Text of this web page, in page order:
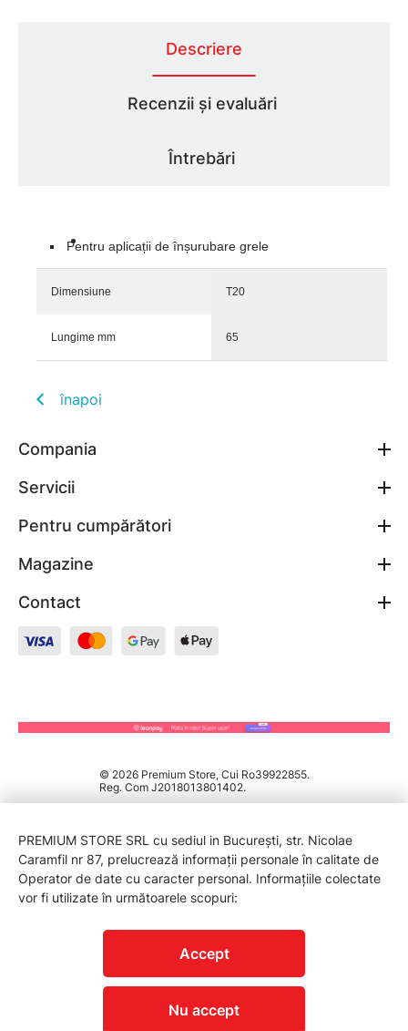
Descriere
Recenzii și evaluări
Întrebări
Pentru aplicații de înșurubare grele
Dimensiune T20
Lungime mm 65
înapoi
Compania
Servicii
Pentru cumpărători
Magazine
Contact
© 2026 Premium Store, Cui Ro39922855.
Reg. Com J2018013801402.
PREMIUM STORE SRL cu sediul in București, str. Nicolae
Caramfil nr 87, prelucrează informații personale în calitate de
Operator de date cu caracter personal. Informațiile colectate
vor fi utilizate în următoarele scopuri:
Accept
Nu accept